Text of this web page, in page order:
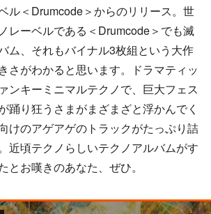
ル＜Drumcode＞からのリリース。世
レーベルである＜Drumcode＞でも滅
ム、それもバイナル3枚組という大作
さがわかると思います。ドラマティッ
ンキーミニマルテクノで、巨大フェス
踊り狂うさまがまざまざと浮かんでく
けのアゲアゲのトラックがたっぷり詰
近頃テクノらしいテクノアルバムがす
とお嘆きのあなた、ぜひ。